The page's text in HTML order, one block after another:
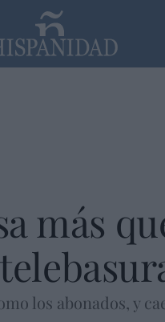
más
los abonados, y